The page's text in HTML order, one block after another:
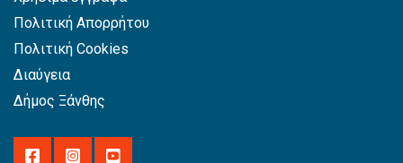
Πολιτική Απορρήτου
Πολιτική Cookies
Διαύγεια
Δήμος Ξάνθης